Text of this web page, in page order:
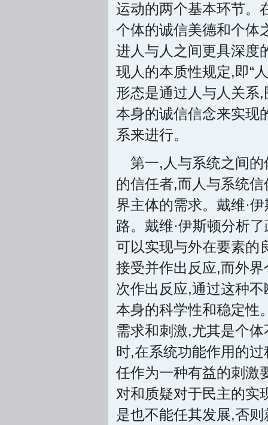
运动的两个基本环节。
个体的诚信美德和个体
进人与人之间更具深度
现人的本质性规定,即“
形态是通过人与人关系
本身的诚信信念来实现
系来进行。
第一,人与系统之间
的信任者,而人与系统
界主体的需求。戴维·
路。戴维·伊斯顿分析
可以实现与外在要素的
接受并作出反应,而外
次作出反应,通过这种
本身的科学性和稳定性
需求和刺激,尤其是个
时,在系统功能作用的
任作为一种有益的刺激
对和质疑对于民主的实
是也不能任其发展,否